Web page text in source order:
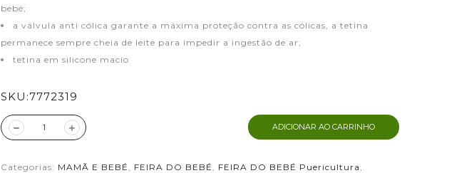
bebé;
a válvula anti cólica garante a máxima proteção contra as cólicas, a tetina
permanece sempre cheia de leite para impedir a ingestão de ar;
tetina em silicone macio
SKU:7772319
ADICIONAR AO CARRINHO
Categorias: MAMÃ E BEBÉ , FEIRA DO BEBÉ , FEIRA DO BEBÉ Puericultura ,